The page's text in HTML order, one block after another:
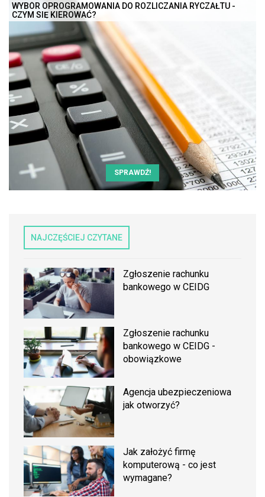
WYBÓR OPROGRAMOWANIA DO ROZLICZANIA RYCZAŁTU -
CZYM SIĘ KIEROWAĆ?
SPRAWDŹ!
NAJCZĘŚCIEJ CZYTANE
Zgłoszenie rachunku
bankowego w CEIDG
Zgłoszenie rachunku
bankowego w CEIDG -
obowiązkowe
Agencja ubezpieczeniowa
jak otworzyć?
Jak założyć firmę
komputerową - co jest
wymagane?